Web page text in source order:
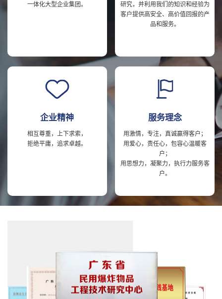
一体化大型企业集团。
研究，并利用我们的知识和经验为
客户提供高安全、高价值回报的产
品和服务。
企业精神
相互尊重，上下求索，
拒绝平庸，追求卓越。
服务理念
用激情，专注，真诚赢得客户；
用爱心，责任心，包容心温暖客
户；
用思想力，凝聚力，执行力服务客
户。